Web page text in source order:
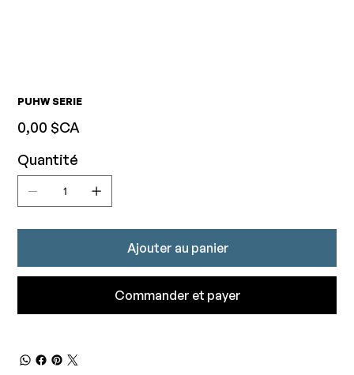
PUHW SERIE
Prix
0,00 $CA
Quantité
Ajouter au panier
Commander et payer